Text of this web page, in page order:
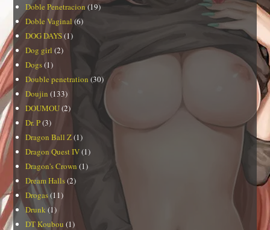
Doble Penetracion(19)
Doble Vaginal(6)
DOG DAYS(1)
Dog girl (2)
Dogs(1)
Double penetration (30)
Doujin (133)
DOUMOU(2)
Dr. P(3)
Dragon Ball Z(1)
Dragon Quest IV(1)
Dragon's Crown (1)
Dream Halls(2)
Drogas(11)
Drunk (1)
DT Koubou (1)